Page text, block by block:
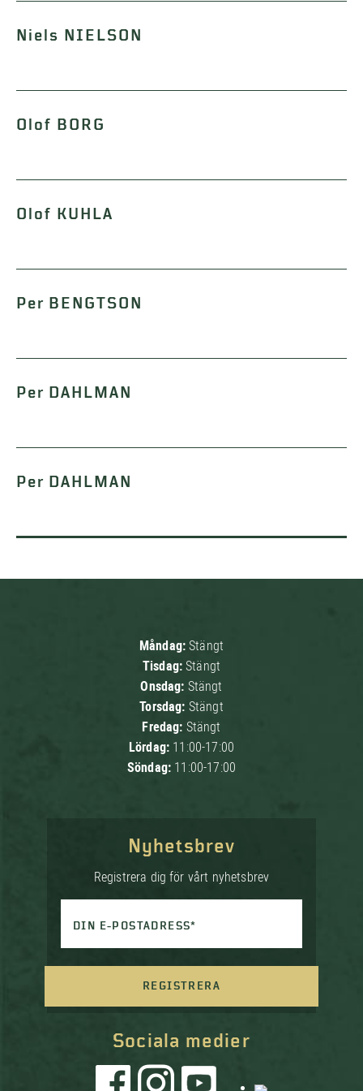
Niels NIELSON
Olof BORG
Olof KUHLA
Per BENGTSON
Per DAHLMAN
Per DAHLMAN
Måndag:Stängt
Tisdag:Stängt
Onsdag: Stängt
Torsdag: Stängt
Fredag: Stängt
Lördag: 11:00-17:00
Söndag: 11:00-17:00
Sociala medier
Nyhetsbrev
Registrera dig för vårt nyhetsbrev
DIN E-POSTADRESS*
REGISTRERA